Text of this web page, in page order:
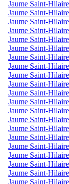
Jaume Saint-
Jaume Saint-
Jaume Saint-
Jaume Saint-
Jaume Saint-
Jaume Saint-
Jaume Saint-
Jaume Saint-
Jaume Saint-
Jaume Saint-
Jaume Saint-
Jaume Saint-
Jaume Saint-
Jaume Saint-
Jaume Saint-
Jaume Saint-
Jaume Saint-
Jaume Saint-
Jaume Saint-
Jaume Saint-
Jaume Saint-